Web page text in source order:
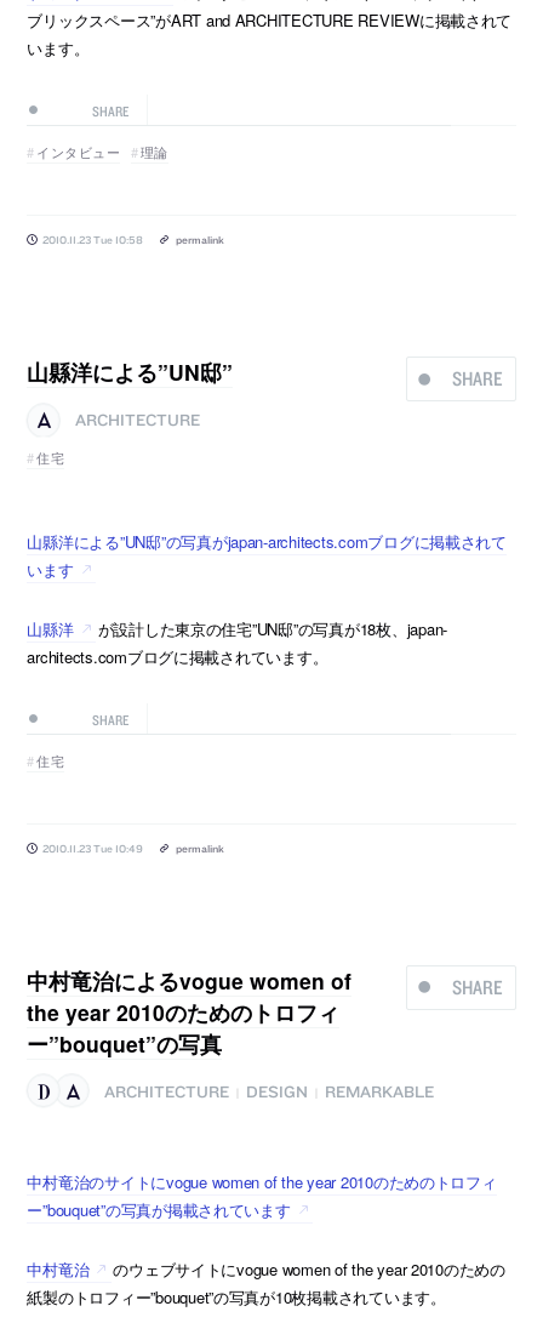
ブリックスペース”がART and ARCHITECTURE REVIEWに掲載されて
います。
SHARE
インタビュー 理論
2010.11.23 Tue 10:58 permalink
SHARE
山縣洋による”UN邸”
ARCHITECTURE
住宅
山縣洋による”UN邸”の写真がjapan-architects.comブログに掲載されて
います
山縣洋
が設計した東京の住宅”UN邸”の写真が18枚、japan-
architects.comブログに掲載されています。
SHARE
住宅
2010.11.23 Tue 10:49 permalink
SHARE
中村竜治によるvogue women of
the year 2010のためのトロフィ
ー”bouquet”の写真
ARCHITECTURE DESIGN REMARKABLE
中村竜治のサイトにvogue women of the year 2010のためのトロフィ
ー”bouquet”の写真が掲載されています
中村竜治
のウェブサイトにvogue women of the year 2010のための
紙製のトロフィー”bouquet”の写真が10枚掲載されています。